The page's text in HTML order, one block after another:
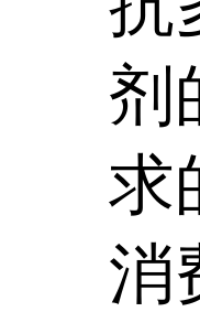
剂
求
消